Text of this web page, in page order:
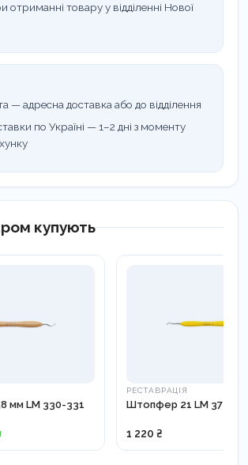
отриманні товару у відділенні Нової
— адресна доставка або до відділення
по Україні — 1–2 дні з моменту
купують
мм LM 330-331
РЕСТАВРАЦІЯ
Штопфер 21 LM 372-
1 220 ₴